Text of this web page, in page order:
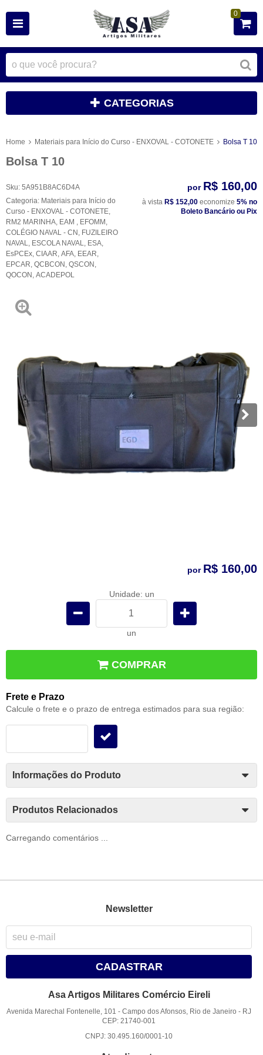
0
CATEGORIAS
Home Materiais para Início do Curso - ENXOVAL - COTONETE Bolsa T 10
Bolsa T 10
Sku: 5A951B8AC6D4A
Categoria: Materiais para Início do
Curso - ENXOVAL - COTONETE
RM2 MARINHA EAM EFOMM
COLÉGIO NAVAL - CN FUZILEIRO
NAVAL
ESCOLA NAVAL ESA
EsPCEx CIAAR AFA EEAR
EPCAR QCBCON QSCON
QOCON ACADEPOL
por R$ 160,00
à vista R$ 152,00 economize 5% no
Boleto Bancário ou Pix
por R$ 160,00
Unidade: un
un
COMPRAR
Frete e Prazo
Calcule o frete e o prazo de entrega estimados para sua região:
Informações do Produto
Produtos Relacionados
Carregando comentários ...
Newsletter
CADASTRAR
Asa Artigos Militares Comércio Eireli
Avenida Marechal Fontenelle, 101 -Campo dos Afonsos, Rio de Janeiro - RJ
CEP: 21740-001
CNPJ: 30.495.160/0001-10